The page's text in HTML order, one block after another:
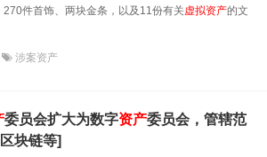
件首饰、两块金条，以及11份有关虚拟资产的文
涉案资产
委员会扩大为数字资产委员会，管辖范
块链等]